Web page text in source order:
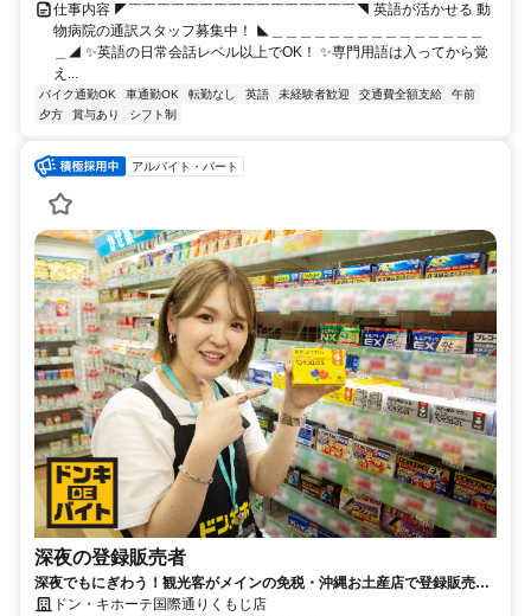
仕事内容 ◤￣￣￣￣￣￣￣￣￣￣￣￣￣￣￣￣◥ 英語が活かせる 動
物病院の通訳スタッフ募集中！ ◣＿＿＿＿＿＿＿＿＿＿＿＿＿＿＿
＿◢ ✨英語の日常会話レベル以上でOK！ ✨専門用語は入ってから覚
え...
バイク通勤OK 車通勤OK 転勤なし 英語 未経験者歓迎 交通費全額支給
午前
夕方
賞与あり シフト制
アルバイト・パート
深夜の登録販売者
深夜でもにぎわう！観光客がメインの免税・沖縄お土産店で登録販売者
として活躍
ドン・キホーテ国際通りくもじ店